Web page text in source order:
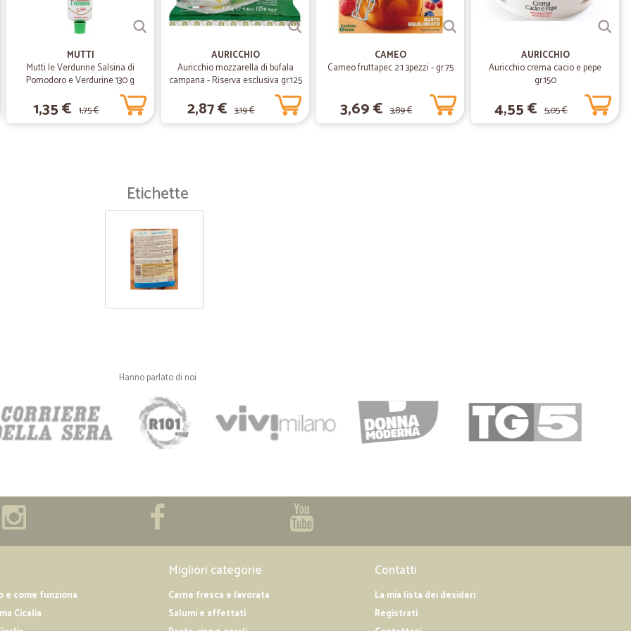
MUTTI
Mutti le Verdurine Salsina di
Pomodoro e Verdurine 130 g
1,35 € 1,75 €
AURICCHIO
Auricchio mozzarella di bufala
campana - Riserva esclusiva gr.125
2,87 € 3,19 €
CAMEO
Cameo fruttapec 2:1 3pezzi - gr.75
3,69 € 3,89 €
AURICCHIO
Auricchio crema cacio e pepe
gr.150
4,55 € 5,05 €
Etichette
Hanno parlato di noi
e come funziona
Cicalia
Migliori categorie
Carne fresca e lavorata
Salumi e affettati
Contatti
La mia lista dei desideri
Registrati